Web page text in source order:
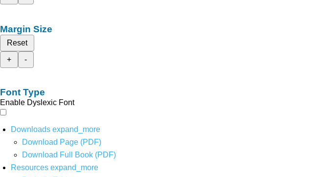
Margin Size
Reset
+
-
Font Type
Enable Dyslexic Font
Downloads expand_more
Download Page (PDF)
Download Full Book (PDF)
Resources expand_more